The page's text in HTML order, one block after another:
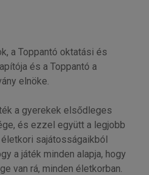
a Toppantó oktatási és
és a Toppantó a
elnöke.
a gyerekek elsődleges
és ezzel együtt a legjobb
sajátosságaikból
a játék minden alapja, hogy
van rá, minden életkorban.